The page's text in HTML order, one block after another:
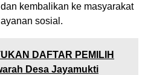
kembalikan ke masyarakat
sosial.
DAFTAR PEMILIH
Desa Jayamukti